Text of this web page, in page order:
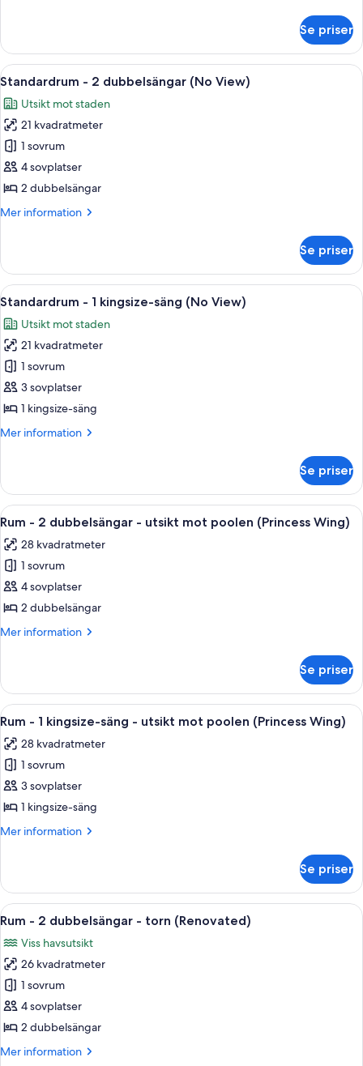
-
kingsize-
Se priser
Öppna
alla
foton
för
Standardrum
-
2
(No
Ett hotellrum med två sängar, ett
4
Standardrum - 2 dubbelsängar (No View)
Utsikt mot staden
21 kvadratmeter
1 sovrum
4 sovplatser
2 dubbelsängar
Mer information
Mer
-
dubbelsängar
View)
Se priser
Öppna
alla
foton
för
Standardrum
-
1
säng
Ett hotellrum med en stor säng, ett
4
Standardrum - 1 kingsize-säng (No View)
Utsikt mot staden
21 kvadratmeter
1 sovrum
3 sovplatser
1 kingsize-säng
Mer information
Mer
-
kingsize-
(No
View)
Se priser
Öppna
alla
foton
för
Rum
-
2
utsikt
mot
poolen
(Princess
Wing)
Ett hotellrum med två sängar, ett
6
Rum - 2 dubbelsängar - utsikt mot poolen (Princess Wing)
28 kvadratmeter
1 sovrum
4 sovplatser
2 dubbelsängar
Mer information
Mer
-
dubbelsängar
utsikt
mot
poolen
(Princess
Wing)
Se priser
Öppna
alla
foton
för
Rum
-
1
-
utsikt
mot
poolen
(Princess
Wing)
Ett hotellrum med en stor säng, ett
6
Rum - 1 kingsize-säng - utsikt mot poolen (Princess Wing)
28 kvadratmeter
1 sovrum
3 sovplatser
1 kingsize-säng
Mer information
Mer
-
kingsize-
-
utsikt
mot
poolen
(Princess
Wing)
Se priser
Öppna
alla
foton
för
Rum
-
2
-
Ett hotellrum med två sängar, ett
7
Rum - 2 dubbelsängar - torn (Renovated)
Viss havsutsikt
26 kvadratmeter
1 sovrum
4 sovplatser
2 dubbelsängar
Mer information
Mer